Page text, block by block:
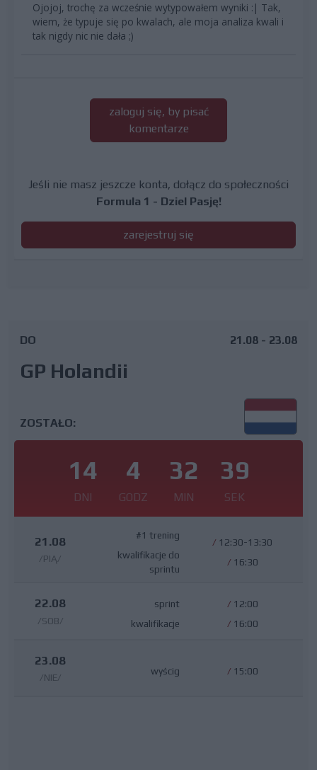
Ojojoj, trochę za wcześnie wytypowałem wyniki :| Tak,
wiem, że typuje się po kwalach, ale moja analiza kwali i
tak nigdy nic nie dała ;)
zaloguj się, by pisać
komentarze
Jeśli nie masz jeszcze konta, dołącz do społeczności
Formula 1 - Dziel Pasję!
zarejestruj się
DO
GP Holandii
21.08 - 23.08
ZOSTAŁO:
14
DNI
4
GODZ
32
MIN
38
SEK
21.08
/PIĄ/
#1 trening
kwalifikacje do
sprintu
/ 12:30-13:30
/ 16:30
22.08
/SOB/
sprint
kwalifikacje
/ 12:00
/ 16:00
23.08
/NIE/
wyścig / 15:00